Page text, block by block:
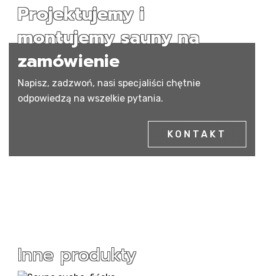
Projektujemy i
montujemy sauny na
zamówienie
Napisz, zadzwoń, nasi specjaliści chętnie
odpowiedzą na wszelkie pytania.
KONTAKT
Inne produkty